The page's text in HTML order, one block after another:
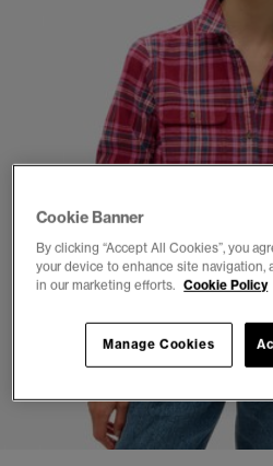
Cookie Banner
By clicking “Accept All Cookies”, you
your device to enhance site navigation,
in our marketing efforts. Cookie Policy
Manage Cookies